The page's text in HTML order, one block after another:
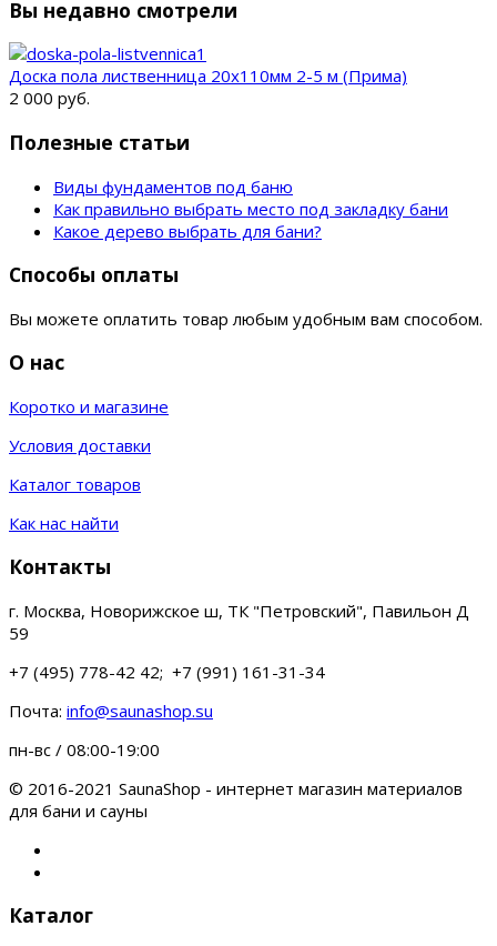
Вы недавно смотрели
Доска пола лиственница 20х110мм 2-5 м (Прима)
2 000 руб.
Полезные статьи
Виды фундаментов под баню
Как правильно выбрать место под закладку бани
Какое дерево выбрать для бани?
Способы оплаты
Вы можете оплатить товар любым удобным вам способом.
О нас
Коротко и магазине
Условия доставки
Каталог товаров
Как нас найти
Контакты
г. Москва, Новорижское ш, ТК "Петровский", Павильон Д
59
+7 (495) 778-42 42; +7 (991) 161-31-34
Почта: info@saunashop.su
пн-вс / 08:00-19:00
© 2016-2021 SaunaShop - интернет магазин материалов
для бани и сауны
Каталог